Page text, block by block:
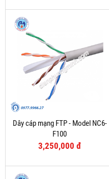
Dây cáp mạng FTP - Model NC6-
F100
3,250,000 đ